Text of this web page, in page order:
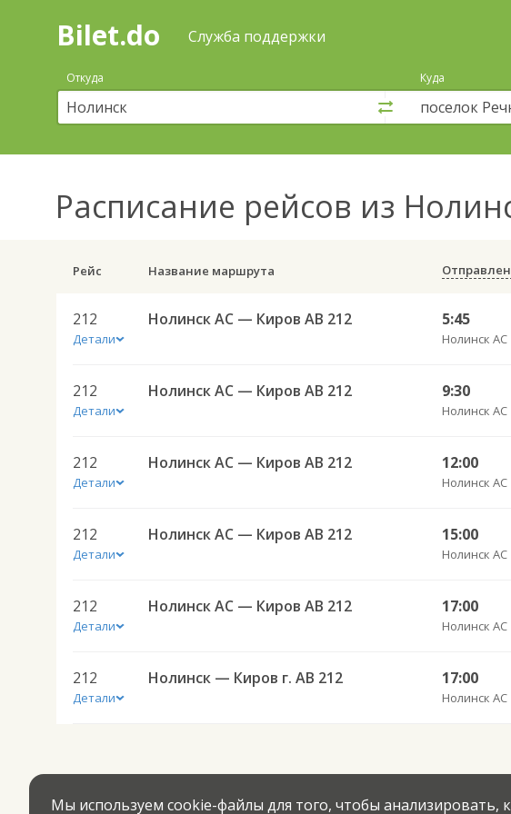
Поиск
покупка
билетов
автобус
онлайн
Bilet.do Служба поддержки
Откуда Куда
Расписание рейсов из
Рейс Название маршрута
212
Детали
Нолинск АС — Киров АВ 212 5:45
Нолинск АС
212
Детали
Нолинск АС — Киров АВ 212 9:30
Нолинск АС
212
Детали
Нолинск АС — Киров АВ 212 12:00
Нолинск АС
212
Детали
Нолинск АС — Киров АВ 212 15:00
Нолинск АС
212
Детали
Нолинск АС — Киров АВ 212 17:00
Нолинск АС
212
Детали
Нолинск — Киров г. АВ 212 17:00
Нолинск АС
Мы используем cookie-файлы для того, чтобы